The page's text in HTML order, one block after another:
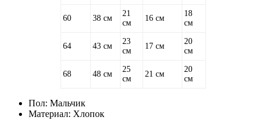
60 38 см
21
см
16 см
18
см
64 43 см
23
см
17 см
20
см
68 48 см
25
см
21 см
20
см
Пол: Мальчик
Материал: Хлопок